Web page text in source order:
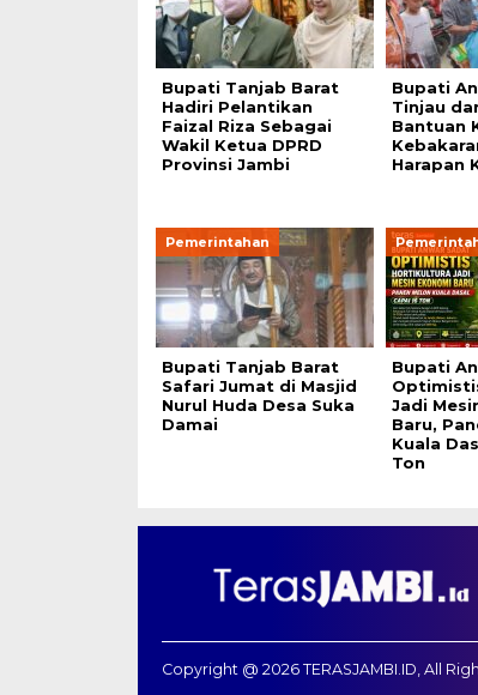
Bupati Tanjab Barat
Hadiri Pelantikan
Faizal Riza Sebagai
Wakil Ketua DPRD
Provinsi Jambi
Bupati
Tinjau
Bantuan
Harapan
Pemerintahan
Bupati Tanjab Barat
Safari Jumat di Masjid
Nurul Huda Desa Suka
Damai
Bupati
Jadi
Baru,
Kuala
Ton
Copyright @ 2026 TERASJAMBI.ID, All